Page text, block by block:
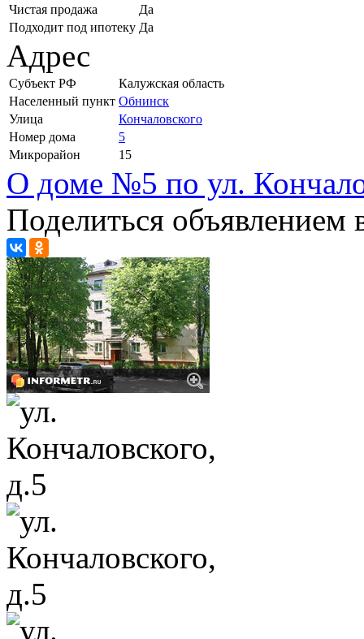
Чистая продажа
Да
Подходит под ипотеку Да
Адрес
Субъект РФ
Калужская область
Населенный пункт Обнинск
Улица
Кончаловского
Номер дома
5
Микрорайон
15
О доме №5 по ул.
Поделиться объявлением